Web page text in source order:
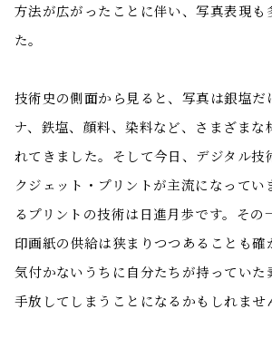
方法が広がったことに伴い、写真表現も
た。
技術史の側面から見ると、写真は銀塩だ
ナ、鉄塩、顔料、染料など、さまざまな
れてきました。そして今日、デジタル技
クジェット・プリントが主流になってい
るプリントの技術は日進月歩です。その
印画紙の供給は狭まりつつあることも確
気付かないうちに自分たちが持っていた
手放してしまうことになるかもしれませ